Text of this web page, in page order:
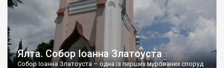
Ялта. Собор Іоанна Златоуста
Собор Іоанна Златоуста – одна із перших мурованих споруд